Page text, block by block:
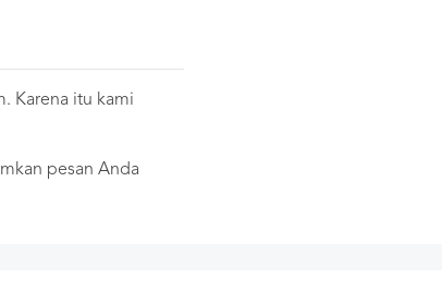
Karena itu kami
pesan Anda